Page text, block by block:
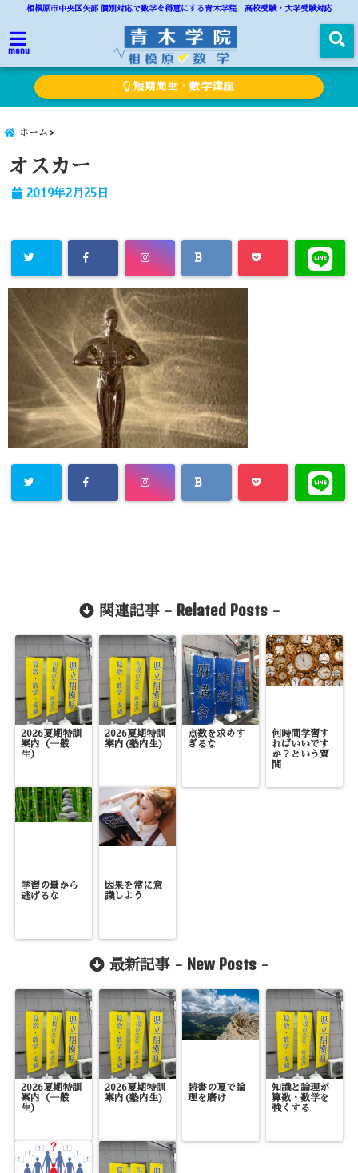
相模原市中央区矢部 個別対応で数学を得意にする青木学院 高校受験・大学受験対応
menu
短期間生・数学講座
ホーム
オスカー
2019年2月25日
関連記事 - Related Posts-
2026夏期特訓
案内（一般
生）
2026夏期特訓
案内(塾内生)
点数を求めす
ぎるな
何時間学習す
ればいいです
か？という質
問
学習の量から
逃げるな
因果を常に意
識しよう
最新記事 - New Posts -
2026夏期特訓
案内（一般
生）
2026夏期特訓
案内(塾内生)
読書の夏で論
理を磨け
知識と論理が
算数・数学を
強くする